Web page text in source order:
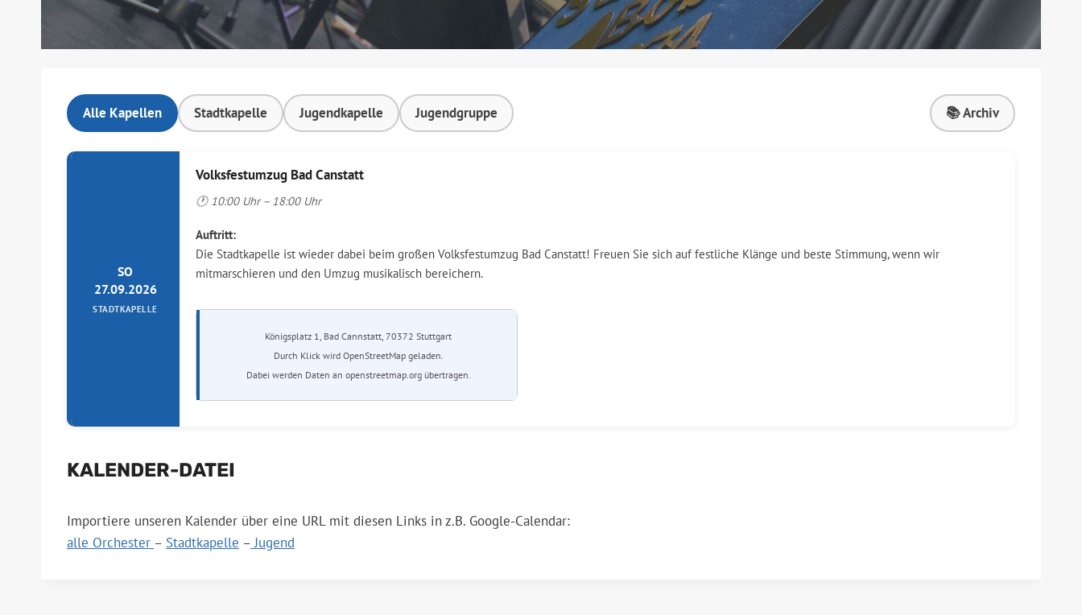
Alle Kapellen Stadtkapelle Jugendkapelle Jugendgruppe 📚 Archiv
SO
27.09.2026
STADTKAPELLE
Volksfestumzug Bad Canstatt
🕐 10:00 Uhr – 18:00 Uhr
Auftritt:
Die Stadtkapelle ist wieder dabei beim großen Volksfestumzug Bad Canstatt! Freuen Sie sich auf festliche Klänge und beste Stimmung, wenn wir
mitmarschieren und den Umzug musikalisch bereichern.
Königsplatz 1, Bad Cannstatt, 70372 Stuttgart
Durch Klick wird OpenStreetMap geladen.
Dabei werden Daten an openstreetmap.org übertragen.
KALENDER-DATEI
Importiere unseren Kalender über eine URL mit diesen Links in z.B. Google-Calendar:
alle Orchester – Stadtkapelle –Jugend